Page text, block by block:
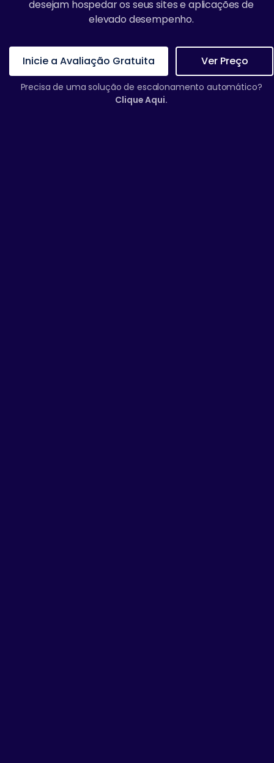
desejam hospedar os seus sites e aplicações de
elevado desempenho.
Inicie a Avaliação Gratuita Ver Preço
Precisa de uma solução de escalonamento automático?
Clique Aqui.